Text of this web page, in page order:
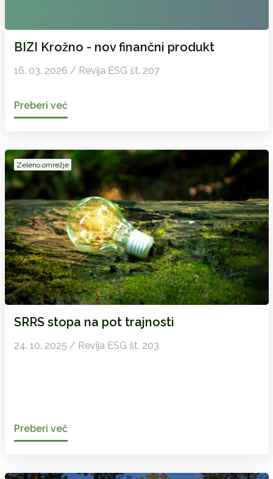
BIZI Krožno - nov finančni produkt
16. 03. 2026 / Revija ESG št. 207
Preberi več
Zeleno omrežje
SRRS stopa na pot trajnosti
24. 10. 2025 / Revija ESG št. 203
Preberi več